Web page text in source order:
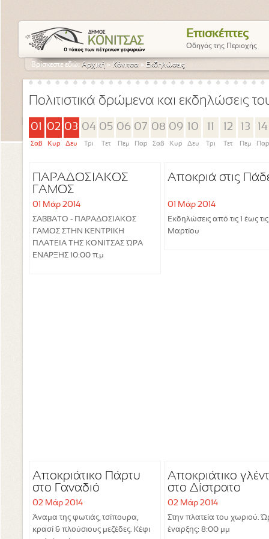
Επισκέπτες
Οδηγός της Περιοχής
Βρίσκεστε εδώ:Αρχική » Κόνιτσα » Εκδηλώσεις
Πολιτιστικά δρώμενα και εκδηλώσεις
01
Σαβ
02
Κυρ
03
Δευ
04
Τρι
05
Τετ
06
Πεμ
07
Παρ
08
Σαβ
09
Κυρ
10
Δευ Τρι
12
Τετ
13
Πεμ
14
Παρ
ΠΑΡΑΔΟΣΙΑΚΟΣ
ΓΑΜΟΣ
01 Μάρ 2014
ΣΑΒΒΑΤΟ - ΠΑΡΑΔΟΣΙΑΚΟΣ
ΓΑΜΟΣ ΣΤΗΝ ΚΕΝΤΡΙΚΗ
ΠΛΑΤΕΙΑ ΤΗΣ ΚΟΝΙΤΣΑΣ ΏΡΑ
ΕΝΑΡΞΗΣ 10:00 π.μ
Αποκριά στις
01 Μάρ 2014
Εκδηλώσεις από τις 1 έως
Μαρτίου
Αποκριάτικο Πάρτυ
στο Γαναδιό
02 Μάρ 2014
Άναμα της φωτιάς, τσίπουρα,
κρασί & πλούσιους μεζέδες. Κέφι
Αποκριάτικο
στο Δίστρατο
02 Μάρ 2014
Στην πλατεία του χωριού.
έναρξης: 8:00 μμ